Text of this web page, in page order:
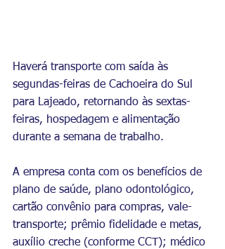
Haverá transporte com saída às
segundas-feiras de Cachoeira do Sul
para Lajeado, retornando às sextas-
feiras, hospedagem e alimentação
durante a semana de trabalho.
A empresa conta com os benefícios de
plano de saúde, plano odontológico,
cartão convênio para compras, vale-
transporte; prêmio fidelidade e metas,
auxílio creche (conforme CCT); médico